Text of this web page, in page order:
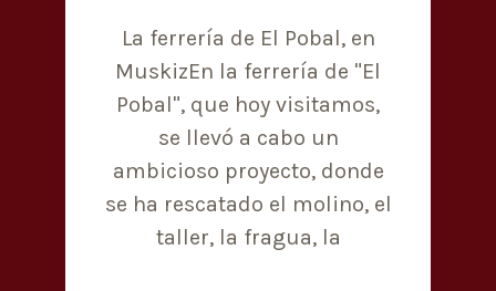
La ferrería de El Pobal, en
MuskizEn la ferrería de "El
Pobal", que hoy visitamos,
se llevó a cabo un
ambicioso proyecto, donde
se ha rescatado el molino, el
taller, la fragua, la